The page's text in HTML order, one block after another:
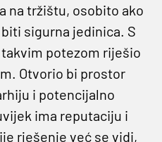
na tržištu, osobito ako
sigurna jedinica. S
potezom riješio
Otvorio bi prostor
i potencijalno
ima reputaciju i
rješenje već se vidi,